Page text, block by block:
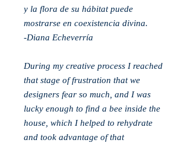
y la flora de su hábitat puede
mostrarse en coexistencia divina.
-Diana Echeverría
During my creative process I reached
that stage of frustration that we
designers fear so much, and I was
lucky enough to find a bee inside the
house, which I helped to rehydrate
and took advantage of that